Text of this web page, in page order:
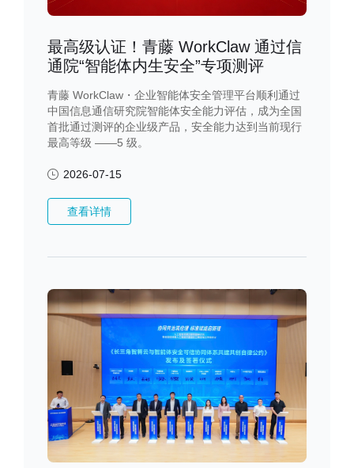
最高级认证！青藤 WorkClaw 通过信
通院“智能体内生安全”专项测评
青藤 WorkClaw・企业智能体安全管理平台顺利通过
中国信息通信研究院智能体安全能力评估，成为全国
首批通过测评的企业级产品，安全能力达到当前现行
最高等级 ——5 级。
2026-07-15
查看详情